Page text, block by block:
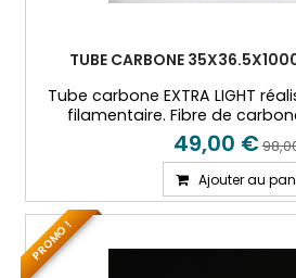
TUBE CARBONE
Tube carbone EXTRA LIGHT
filamentaire. Fibre de
époxy.Idéal application
aéronautique sur faibles
49,00 €
Ajouter au
PROMO !